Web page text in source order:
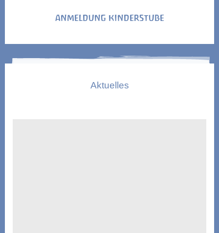
ANMELDUNG KINDERSTUBE
Aktuelles